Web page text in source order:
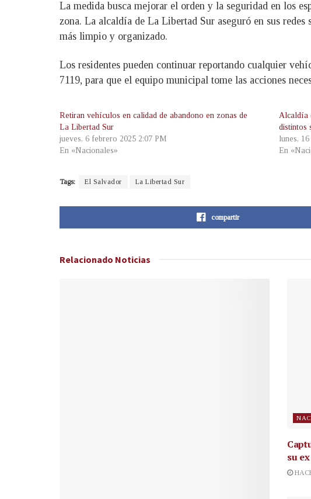
La medida busca mejorar el orden y la seguridad en los
zona. La alcaldía de La Libertad Sur aseguró en sus
más limpio y organizado.
Los residentes pueden continuar reportando cualquier
7119, para que el equipo municipal tome las acciones
Retiran vehículos en calidad de abandono en zonas de
La Libertad Sur
jueves, 6 febrero 2025 2:07 PM
En «Nacionales»
Alcaldía
distintos
lunes,
En
Tags: El Salvador La Libertad Sur
compartir
Relacionado Noticias
su